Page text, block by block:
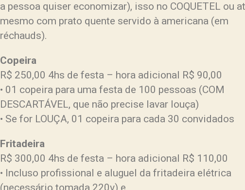
a pessoa quiser economizar), isso no COQUETEL ou
mesmo com prato quente servido à americana (em
réchauds).
Copeira
R$ 250,00 4hs de festa – hora adicional R$ 90,00
• 01 copeira para uma festa de 100 pessoas (COM
DESCARTÁVEL, que não precise lavar louça)
• Se for LOUÇA, 01 copeira para cada 30 convidados
Fritadeira
R$ 300,00 4hs de festa – hora adicional R$ 110,00
• Incluso profissional e aluguel da fritadeira elétrica
(necessário tomada 220v) e